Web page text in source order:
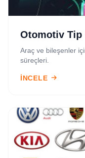
Otomotiv Tip
Araç ve bileşenler
süreçleri.
İNCELE